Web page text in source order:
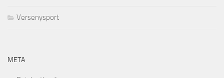
Versenysport
META